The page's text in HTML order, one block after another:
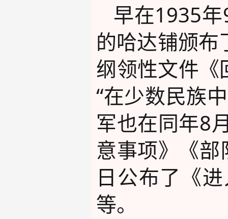
早在1935
的哈达铺颁
纲领性文件
“在少数民族
军也在同年8
意事项》《
日公布了《
等。